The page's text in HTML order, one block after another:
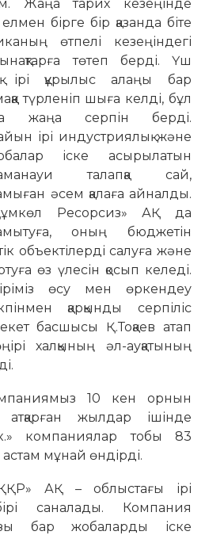
Жаңа тарих кезеңінде
бірге бір қазанда біте
өтпелі кезеңіндегі
төтеп берді. Үш
ірі құрылыс алаңы бар
түрленіп шыға келді, бұл
жаңа серпін берді.
ірі индустриялық және
іске асырылатын
талапқа сай,
әсем қалаға айналды.
Құмкөл Ресорсиз» АҚ да
оның бюджетін
объектілерді салуға және
өз үлесін қосып келеді.
өсу мен өркендеу
қарқынды серпіліс
басшысы Қ.Тоқаев атап
халқының әл-ауқатының
10 кен орнын
жылдар ішінде
компаниялар тобы 83
мұнай өндірді.
АҚ – облыстағы ірі
саналады. Компания
бар жобаларды іске